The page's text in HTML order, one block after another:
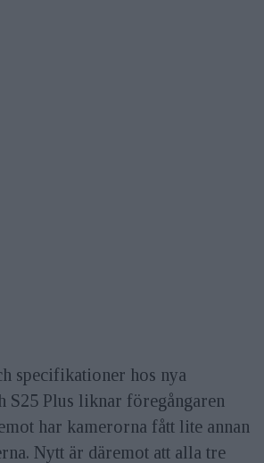
specifikationer hos nya
S25 Plus liknar föregångaren
har kamerorna fått lite annan
Nytt är däremot att alla tre